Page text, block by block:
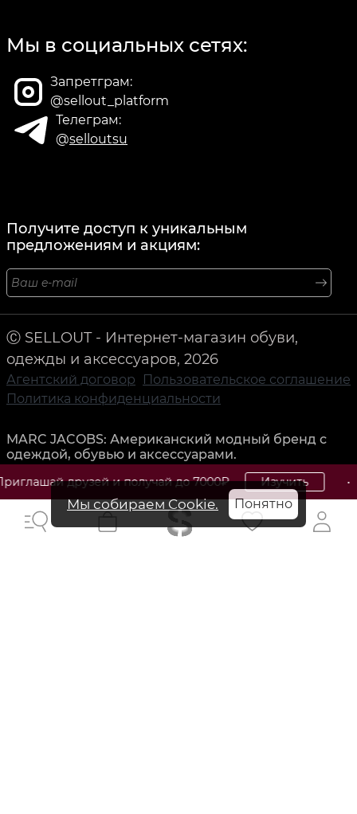
и получай до 7000₽ Изучить • Все
Мы в социальных сетях:
Запретграм:
@sellout_platform
Телеграм:
@selloutsu
Получите доступ к уникальным
предложениям и акциям:
Ⓒ SELLOUT - Интернет-магазин обуви,
одежды и аксессуаров, 2026
Агентский договор
Пользовательское соглашение
Политика конфиденциальности
MARC JACOBS: Американский модный бренд с
одеждой, обувью и аксессуарами.
MARC JACOBS (Марк Джейкобс) - американский модный
бренд, основанный в 1984 году Марком Джейкобсом.
Бренд известен своим стильным и современным
дизайном, который отражает дух Нью-Йорка и
инновационные тенденции моды. MARC JACOBS
Мы собираем Cookie. Понятно